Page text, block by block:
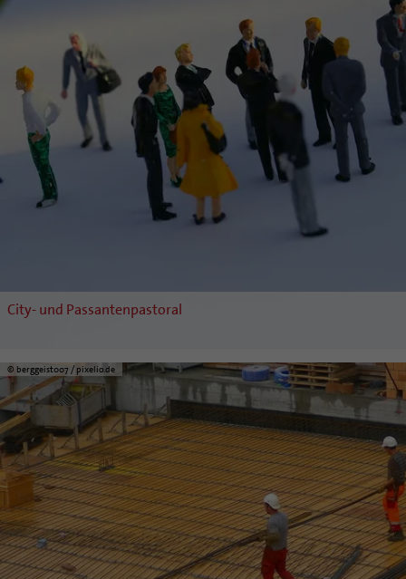
Ehrenamtliche
KirchenZeitung online
Verwaltungsbeauftragte / Verwaltungsleitungen in
Pfarrgemeinden
City- und Passantenpastoral
© berggeist007 / pixelio.de